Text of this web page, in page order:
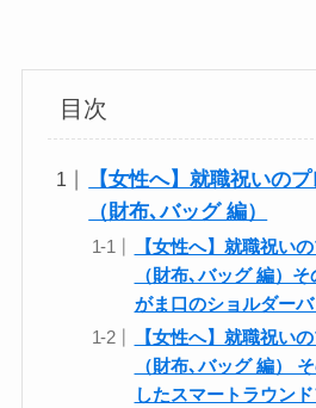
目次
【女性へ】就職祝いの
（財布､バッグ 編）
【女性へ】就職祝い
（財布､バッグ 編）
がま口のショルダー
【女性へ】就職祝い
（財布､バッグ 編）
したスマートラウン